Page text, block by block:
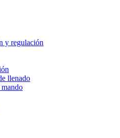
y regulación
llenado